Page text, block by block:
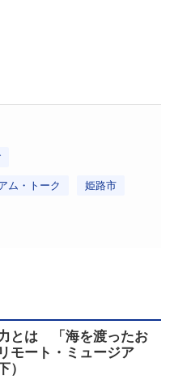
ム・トーク 姫路市
とは 「海を渡ったお
モート・ミュージア
）